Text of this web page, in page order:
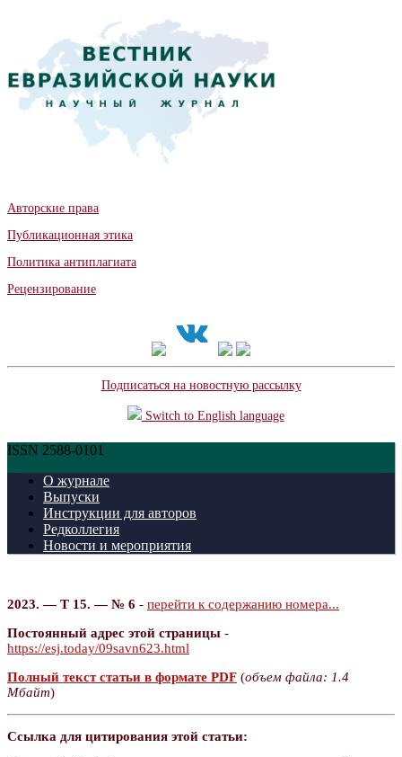
Авторские права
Публикационная этика
Политика антиплагиата
Рецензирование
Подписаться на новостную рассылку
Switch to English language
ISSN 2588-0101
О журнале
Выпуски
Инструкции для авторов
Редколлегия
Новости и мероприятия
2023. — Т 15. — № 6 - перейти к содержанию номера...
Постоянный адрес этой страницы -
https://esj.today/09savn623.html
Полный текст статьи в формате PDF (объем файла: 1.4
Мбайт)
Ссылка для цитирования этой статьи: